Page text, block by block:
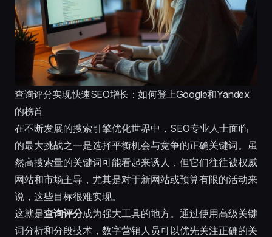
查询评分实现快速SEO增长：如何登上Google和Yandex
的榜首
在不断发展的搜索引擎优化世界中，SEO专业人士面临
的最大挑战之一是选择平衡机会与竞争的正确关键词。虽
然高搜索量的关键词可能看起来诱人，但它们往往被权威
网站和市场主导，尤其是对于新网站或预算有限的活动来
说，这些目标很难实现。
这就是查询评分成为强大工具的地方。通过使用高级关键
词分析和分段技术，数字营销人员可以优先关注正确的关